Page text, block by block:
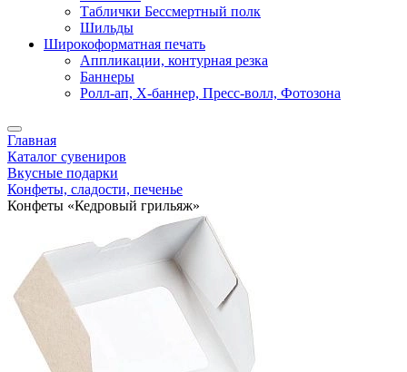
Таблички Бессмертный полк
Шильды
Широкоформатная печать
Аппликации, контурная резка
Баннеры
Ролл-ап, X-баннер, Пресс-волл, Фотозона
Главная
Каталог сувениров
Вкусные подарки
Конфеты, сладости, печенье
Конфеты «Кедровый грильяж»